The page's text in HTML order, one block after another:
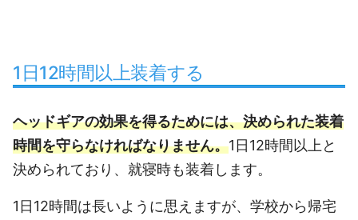
1日12時間以上装着する
ヘッドギアの効果を得るためには、決められた装着
時間を守らなければなりません。1日12時間以上と
決められており、就寝時も装着します。
1日12時間は長いように思えますが、学校から帰宅